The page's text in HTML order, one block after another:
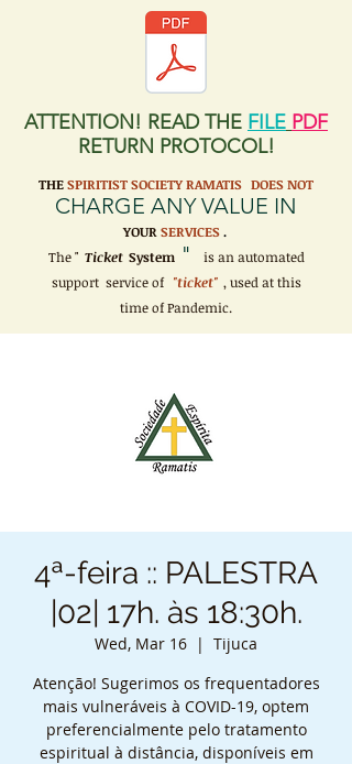
ATTENTION! READ THE FILE PDF
RETURN PROTOCOL!
THESPIRITIST SOCIETY RAMATIS DOES NOT
CHARGE ANY VALUE IN
YOUR SERVICES.
The " Ticket System"
is an automated
support service of "ticket" , used at this
time of Pandemic.
4ª-feira :: PALESTRA
|02| 17h. às 18:30h.
Wed, Mar 16
  |
Tijuca
Atenção! Sugerimos os frequentadores
mais vulneráveis à COVID-19, optem
preferencialmente pelo tratamento
espiritual à distância, disponíveis em